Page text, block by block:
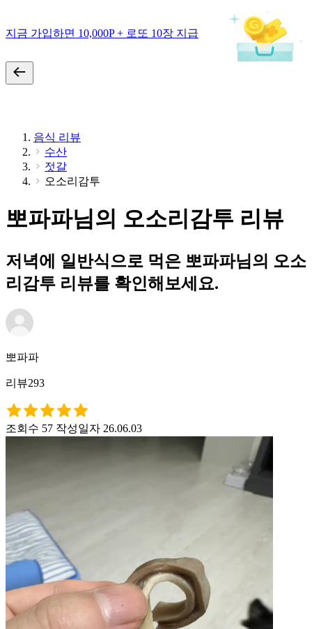
지금 가입하면 10,000P + 로또 10장 지급
음식 리뷰
수산
젓갈
오소리감투
뽀파파님의 오소리감투 리뷰
저녁에 일반식으로 먹은 뽀파파님의 오소
리감투 리뷰를 확인해보세요.
뽀파파
리뷰293
조회수 57 작성일자 26.06.03